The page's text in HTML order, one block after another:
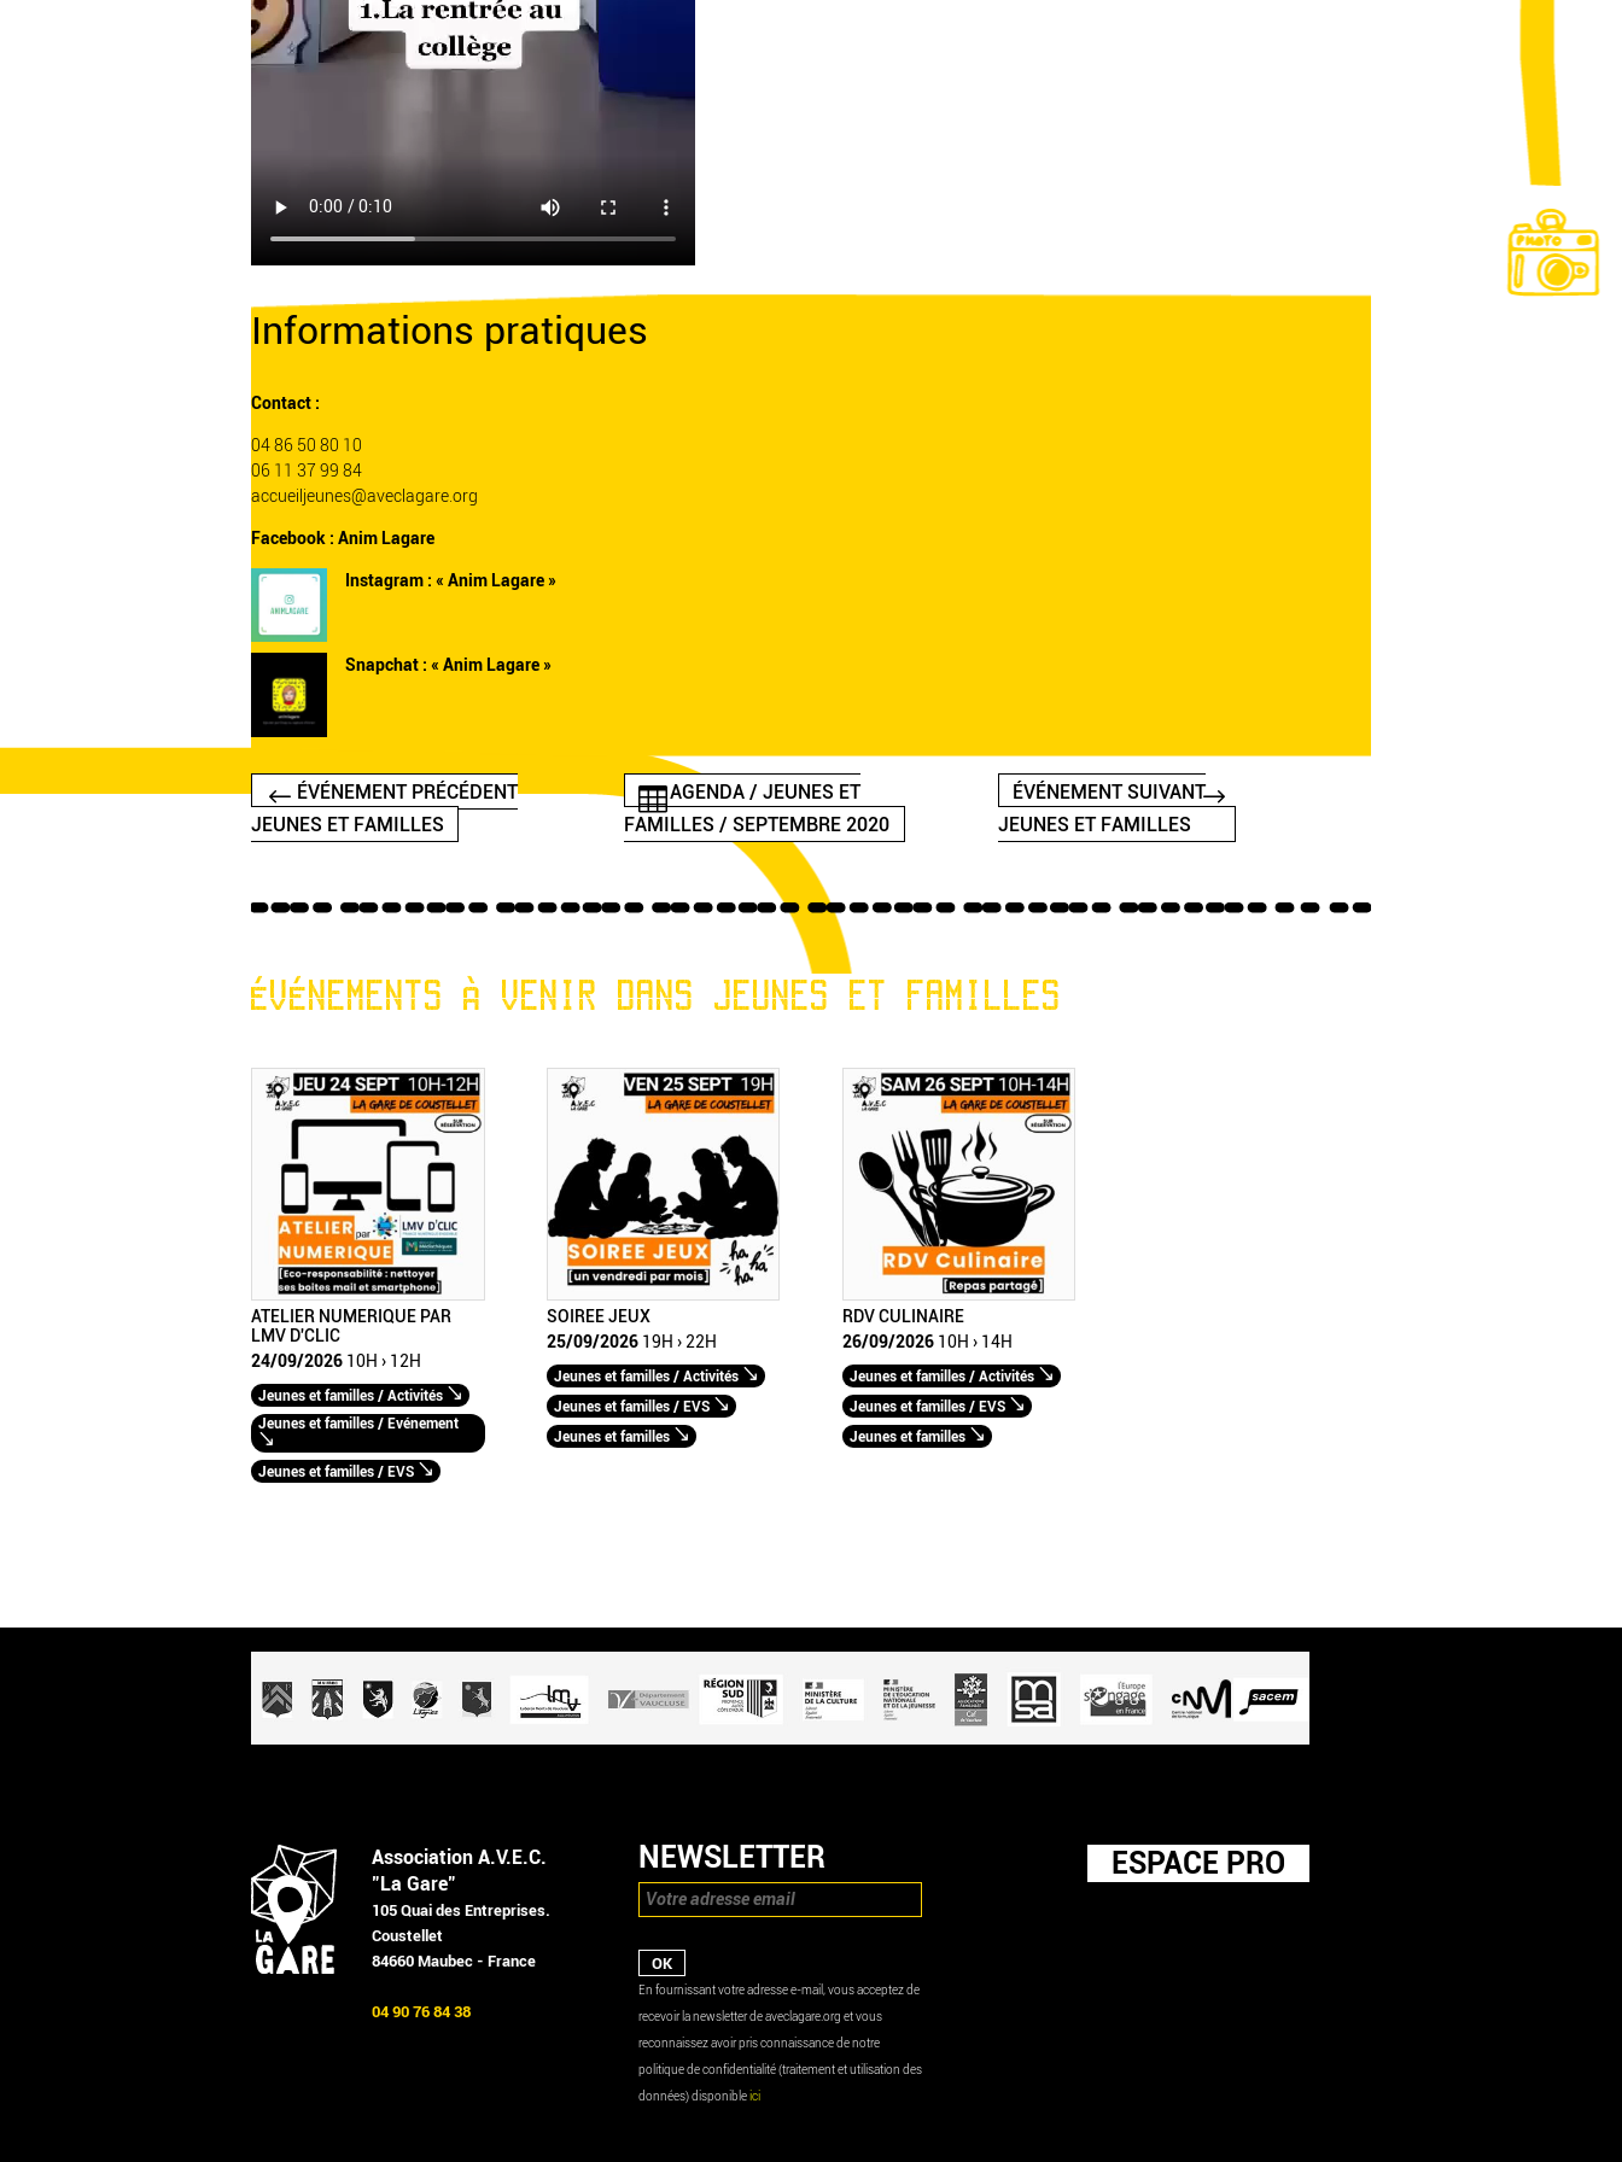
Informations pratiques
Contact :
04 86 50 80 10
06 11 37 99 84
accueiljeunes@aveclagare.org
Facebook : Anim Lagare
Instagram : « Anim Lagare »
Snapchat : « Anim Lagare »
ÉVÉNEMENT PRÉCÉDENT
JEUNES ET FAMILLES
AGENDA / JEUNES ET
FAMILLES / SEPTEMBRE 2020
ÉVÉNEMENT SUIVANT
JEUNES ET FAMILLES
ÉVÉNEMENTS À VENIR DANS JEUNES ET FAMILLES
ATELIER NUMERIQUE PAR
LMV D'CLIC
24/09/2026 10H › 12H
Jeunes et familles / Activités
Jeunes et familles / Evénement
Jeunes et familles / EVS
SOIREE JEUX
25/09/2026 19H › 22H
Jeunes et familles / Activités
Jeunes et familles / EVS
Jeunes et familles
RDV CULINAIRE
26/09/2026 10H › 14H
Jeunes et familles / Activités
Jeunes et familles / EVS
Jeunes et familles
Association A.V.E.C.
"La Gare"
105 Quai des Entreprises.
Coustellet
84660 Maubec - France
04 90 76 84 38
NEWSLETTER
En fournissant votre adresse e-mail, vous acceptez de
recevoir la newsletter de aveclagare.org et vous
reconnaissez avoir pris connaissance de notre
politique de confidentialité (traitement et utilisation des
données) disponibleici
ESPACE PRO